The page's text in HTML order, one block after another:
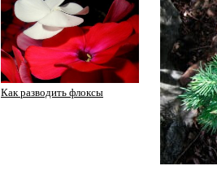
Как разводить флоксы